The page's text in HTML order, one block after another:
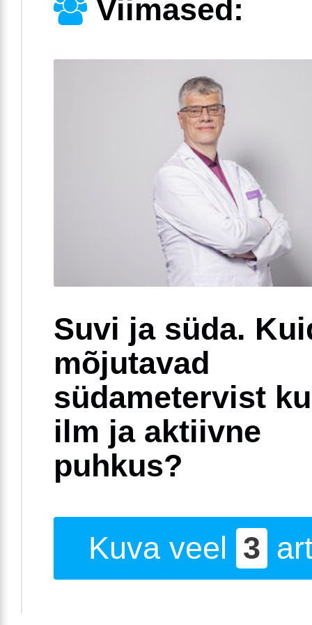
Viimased:
Suvi ja süda.
mõjutavad
südametervist
ilm ja aktiivne
puhkus?
Kuva veel 3